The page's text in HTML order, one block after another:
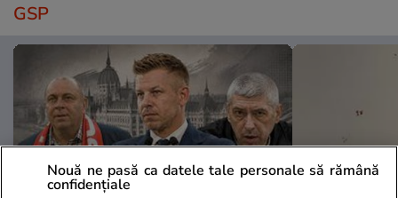
GSP
Nouă ne pasă ca datele tale personale să rămână
confidențiale